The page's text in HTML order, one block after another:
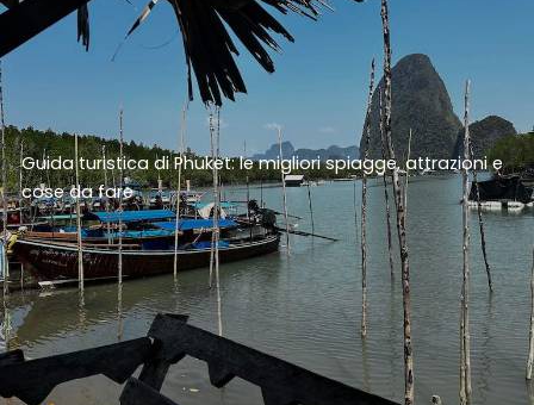
Guida turistica di Phuket: le migliori spiagge, attrazioni e
cose da fare